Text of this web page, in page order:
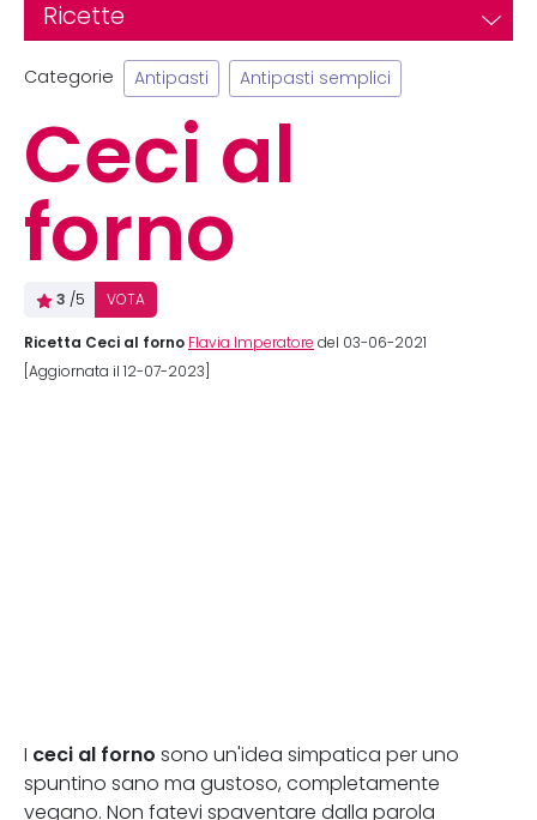
Ricette
Categorie Antipasti Antipasti semplici
Ceci al
forno
3 /5 VOTA
Ricetta Ceci al forno Flavia Imperatore del 03-06-2021
[Aggiornata il 12-07-2023]
I ceci al forno sono un'idea simpatica per uno
spuntino sano ma gustoso, completamente
vegano. Non fatevi spaventare dalla parola